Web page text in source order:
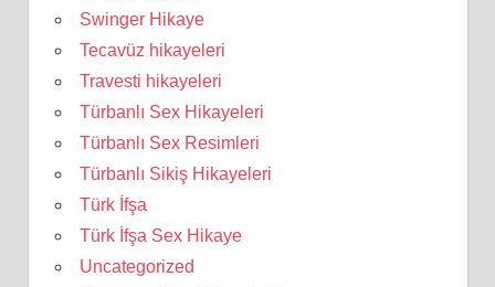
Swinger Hikaye
Tecavüz hikayeleri
Travesti hikayeleri
Türbanlı Sex Hikayeleri
Türbanlı Sex Resimleri
Türbanlı Sikiş Hikayeleri
Türk İfşa
Türk İfşa Sex Hikaye
Uncategorized